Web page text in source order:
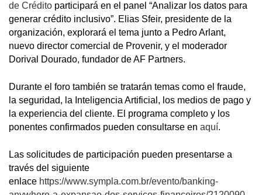
de Crédito participará en el panel “Analizar los datos para
generar crédito inclusivo”. Elias Sfeir, presidente de la
organización, explorará el tema junto a Pedro Arlant,
nuevo director comercial de Provenir, y el moderador
Dorival Dourado, fundador de AF Partners.
Durante el foro también se tratarán temas como el fraude,
la seguridad, la Inteligencia Artificial, los medios de pago y
la experiencia del cliente. El programa completo y los
ponentes confirmados pueden consultarse en aquí.
Las solicitudes de participación pueden presentarse a
través del siguiente
enlace https://www.sympla.com.br/evento/banking-